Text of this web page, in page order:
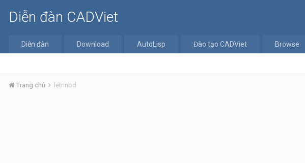
Diễn đàn CADViet
Diễn đàn Download AutoLisp Đào tạo CADViet Browse
Trang chủ letrinbd